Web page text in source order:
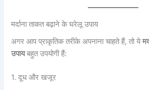
मर्दाना ताकत बढ़ाने के घरेलू उपाय
अगर आप प्राकृतिक तरीके अपनाना चाहते हैं, तो ये
उपायबहुत उपयोगी हैं:
1. दूध और खजूर